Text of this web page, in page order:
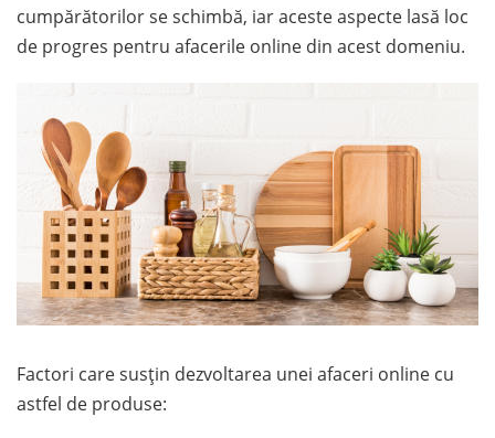
cumpărătorilor se schimbă, iar aceste aspecte lasă loc
de progres pentru afacerile online din acest domeniu.
Factori care susțin dezvoltarea unei afaceri online cu
astfel de produse: